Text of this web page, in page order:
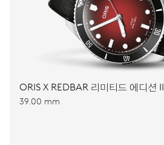
ORIS X REDBAR 리미티드 에디션 II
39.00 mm